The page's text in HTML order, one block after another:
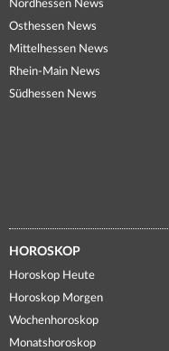
Nordhessen News
Osthessen News
Mittelhessen News
Rhein-Main News
Südhessen News
HOROSKOP
Horoskop Heute
Horoskop Morgen
Wochenhoroskop
Monatshoroskop